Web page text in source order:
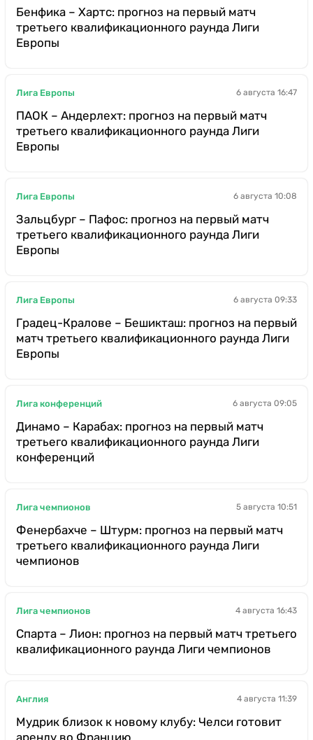
Бенфика – Хартс: прогноз на первый матч
третьего квалификационного раунда Лиги
Европы
Лига Европы 6 августа 16:47
ПАОК – Андерлехт: прогноз на первый матч
третьего квалификационного раунда Лиги
Европы
Лига Европы 6 августа 10:08
Зальцбург – Пафос: прогноз на первый матч
третьего квалификационного раунда Лиги
Европы
Лига Европы 6 августа 09:33
Градец-Кралове – Бешикташ: прогноз на первый
матч третьего квалификационного раунда Лиги
Европы
Лига конференций 6 августа 09:05
Динамо – Карабах: прогноз на первый матч
третьего квалификационного раунда Лиги
конференций
Лига чемпионов 5 августа 10:51
Фенербахче – Штурм: прогноз на первый матч
третьего квалификационного раунда Лиги
чемпионов
Лига чемпионов 4 августа 16:43
Спарта – Лион: прогноз на первый матч третьего
квалификационного раунда Лиги чемпионов
Англия 4 августа 11:39
Мудрик близок к новому клубу: Челси готовит